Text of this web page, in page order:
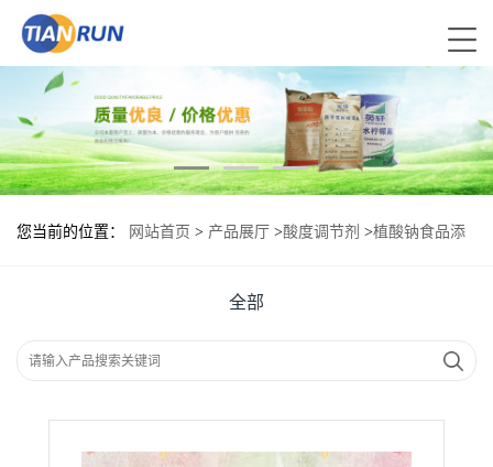
您当前的位置： 网站首页 > 产品展厅 >酸度调节剂 >植酸钠食品添
全部